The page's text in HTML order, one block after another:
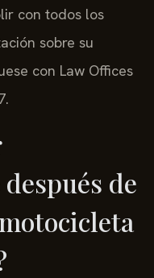
con todos los
sobre su
con Law Offices
de